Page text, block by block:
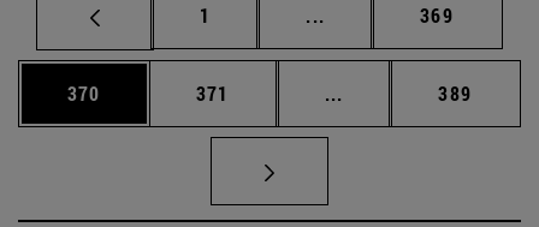
Página
1 ... Páginas intermedias
Página
369
Página
370 Página
371 ... Páginas intermedias
Página
389